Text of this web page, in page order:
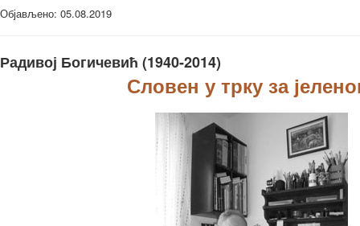
Објављено: 05.08.2019
Радивој Богичевић (1940-2014)
Словен у трку за